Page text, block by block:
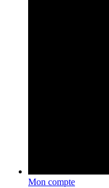
Mon compte